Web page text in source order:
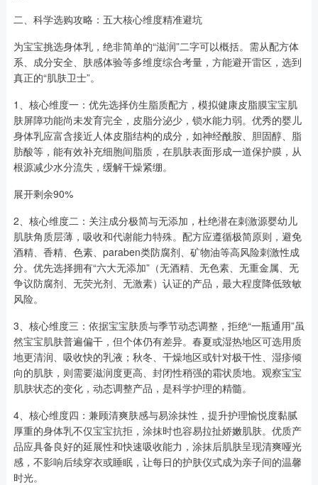
二、科学选购攻略：五大核心维度精准避坑
为宝宝挑选身体乳，绝非简单的“滋润”二字可以概括。需从配方体
系、成分安全、肤感体验等多维度综合考量，方能避开雷区，选到
真正的“肌肤卫士”。
1、核心维度一：优先选择仿生脂质配方，模拟健康皮脂膜宝宝肌
肤屏障功能尚未发育完全，皮脂分泌少，锁水能力弱。优秀的婴儿
身体乳应富含接近人体皮脂结构的成分，如神经酰胺、胆固醇、脂
肪酸等，能有效补充细胞间脂质，在肌肤表面形成一道保护膜，从
根源减少水分流失，缓解干燥紧绷。
展开剩余90%
2、核心维度二：关注成分极简与无添加，杜绝潜在刺激源婴幼儿
肌肤角质层薄，吸收和代谢能力特殊。配方应遵循极简原则，避免
酒精、香精、色素、paraben类防腐剂、矿物油等高风险刺激性成
分。优先选择拥有“六大无添加”（无酒精、无色素、无重金属、无
争议防腐剂、无荧光剂、无激素）认证的产品，最大程度降低致敏
风险。
3、核心维度三：依据宝宝肤质与季节动态调整，拒绝“一瓶通用”虽
然宝宝肌肤普遍偏干，但个体仍有差异。春夏或湿热地区可选用质
地更清润、吸收快的乳液；秋冬、干燥地区或针对极干性、湿疹倾
向的肌肤，则需要滋润度更高、封闭性稍强的霜状质地。观察宝宝
肌肤状态的变化，动态调整产品，是科学护理的精髓。
4、核心维度四：兼顾清爽肤感与易涂抹性，提升护理愉悦度黏腻
厚重的身体乳不仅宝宝抗拒，涂抹时也容易拉扯娇嫩肌肤。优质产
品应具备良好的延展性和快速吸收能力，涂抹后肌肤呈现清爽哑光
感，不影响后续穿衣或睡眠，让每日的护肤仪式成为亲子间的温馨
时光。